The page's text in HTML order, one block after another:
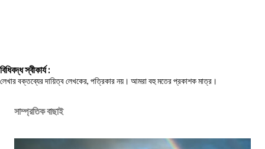
বিধিবদ্ধ স্বীকার্য :
লেখার বক্তব্যের দায়িত্ব লেখকের, পত্রিকার নয়। আমরা বহু মতের প্রকাশক মাত্র।
সাম্প্রতিক বাছাই